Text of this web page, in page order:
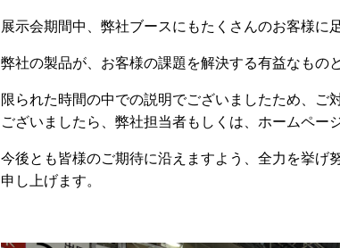
展示会期間中、弊社ブースにもたくさんのお客様に
弊社の製品が、お客様の課題を解決する有益なもの
限られた時間の中での説明でございましたため、
ございましたら、弊社担当者もしくは、ホームペー
今後とも皆様のご期待に沿えますよう、全力を挙げ
申し上げます。